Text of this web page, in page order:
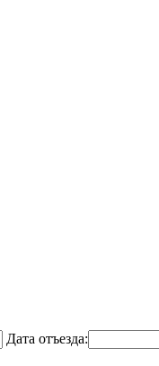
Дата отъезда: